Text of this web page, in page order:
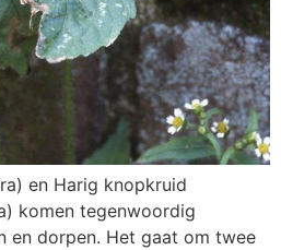
en Harig knopkruid
komen tegenwoordig
en dorpen. Het gaat om twee